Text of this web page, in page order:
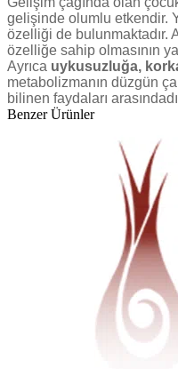
gelişinde olumlu etkendir.
özelliği de bulunmaktadır.
özelliğe sahip olmasının
Ayrıca uykusuzluğa,
metabolizmanın düzgün
bilinen faydaları
Benzer Ürünler